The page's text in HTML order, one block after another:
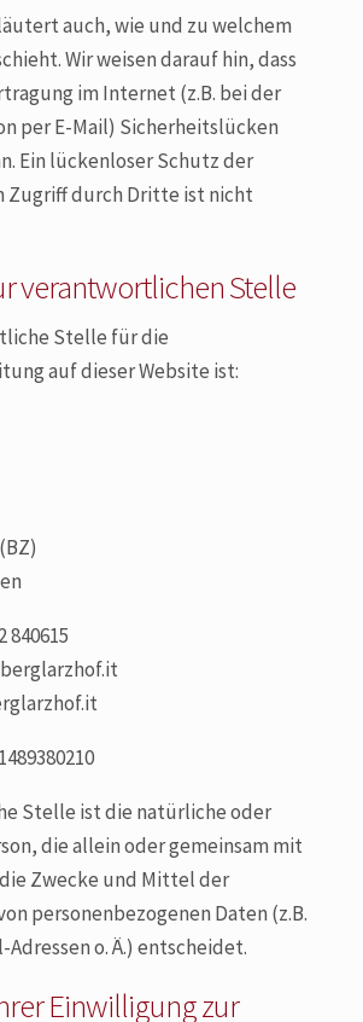
auch, wie und zu welchem
Wir weisen darauf hin, dass
im Internet (z.B. bei der
per E-Mail) Sicherheitslücken
Ein lückenloser Schutz der
Zugriff durch Dritte ist nicht
verantwortlichen Stelle
Stelle für die
auf dieser Website ist:
840615
Stelle ist die natürliche oder
die allein oder gemeinsam mit
Zwecke und Mittel der
personenbezogenen Daten (z.B.
Adressen o. Ä.) entscheidet.
Einwilligung zur